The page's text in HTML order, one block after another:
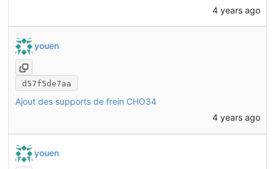
4 years ago
youen
d57f5de7aa
Ajout des supports de frein CHO34
4 years ago
youen